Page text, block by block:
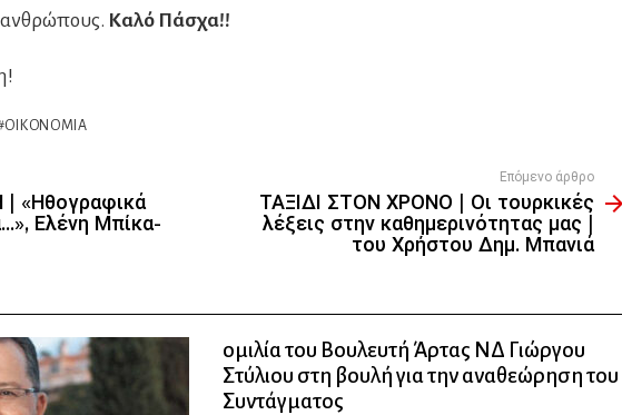
ανθρώπους. Καλό Πάσχα!!
ΟΙΚΟΝΟΜΊΑ
| «Ηθογραφικά
Ελένη Μπίκα-
Επόμενο άρθρο
ΤΑΞΙΔΙ ΣΤΟΝ ΧΡΟΝΟ | Οι τουρκικές
λέξεις στην καθημερινότητας μας |
του Χρήστου Δημ. Μπανιά
ομιλία του Βουλευτή Άρτας ΝΔ Γιώργου
Στύλιου στη βουλή για την αναθεώρηση του
Συντάγματος